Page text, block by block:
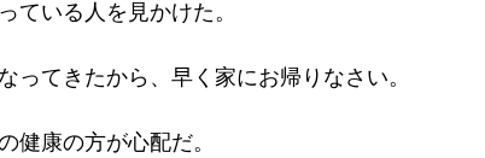
ている人を見かけた。
ってきたから、早く家にお帰りなさい。
健康の方が心配だ。